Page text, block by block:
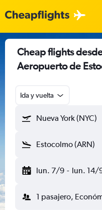
Cheap flights
Aeropuerto de
Ida y vuelta
Nueva York (NYC)
Estocolmo (ARN)
lun. 7/9 - lun. 14/
1 pasajero,